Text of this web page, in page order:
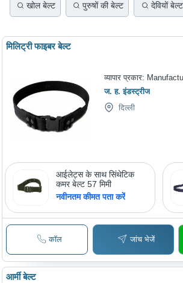
खोल बेल्ट पुरुषों की बेल्ट देवियों बेल्ट
मिलिट्री फाइबर बेल्ट
व्यापार प्रकार:
ज. ह. इंडस्ट्रीज
दिल्ली
आईलेट्स के साथ सिंथेटिक
कमर बेल्ट 57 मिमी
नवीनतम कीमत पता करें
कॉल जांच भेजें
आर्मी बेल्ट